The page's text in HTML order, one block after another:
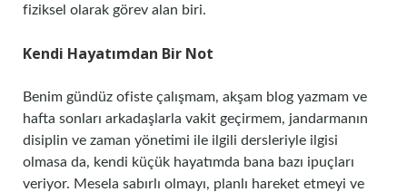
fiziksel olarak görev alan biri.
Kendi Hayatımdan Bir Not
Benim gündüz ofiste çalışmam, akşam blog yazmam ve
hafta sonları arkadaşlarla vakit geçirmem, jandarmanın
disiplin ve zaman yönetimi ile ilgili dersleriyle ilgisi
olmasa da, kendi küçük hayatımda bana bazı ipuçları
veriyor. Mesela sabırlı olmayı, planlı hareket etmeyi ve